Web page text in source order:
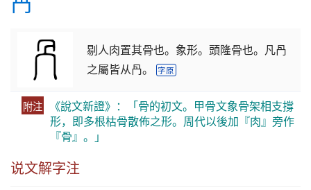
剔人肉置其骨也。象形。頭隆骨也。凡冎
之屬皆从冎。
字原
附注
《說文新證》：「骨的初文。甲骨文象骨架相支撐
形，即多根枯骨散佈之形。周代以後加『肉』旁作
『骨』。」
说文解字注